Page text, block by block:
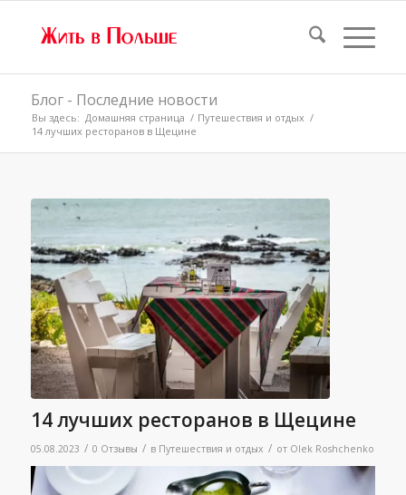
Блог - Последние новости
Вы здесь: Домашняя страница / Путешествия и отдых /
14 лучших ресторанов в Щецине
14 лучших ресторанов в Щецине
05.08.2023 / 0 Отзывы / в Путешествия и отдых / от Olek Roshchenko